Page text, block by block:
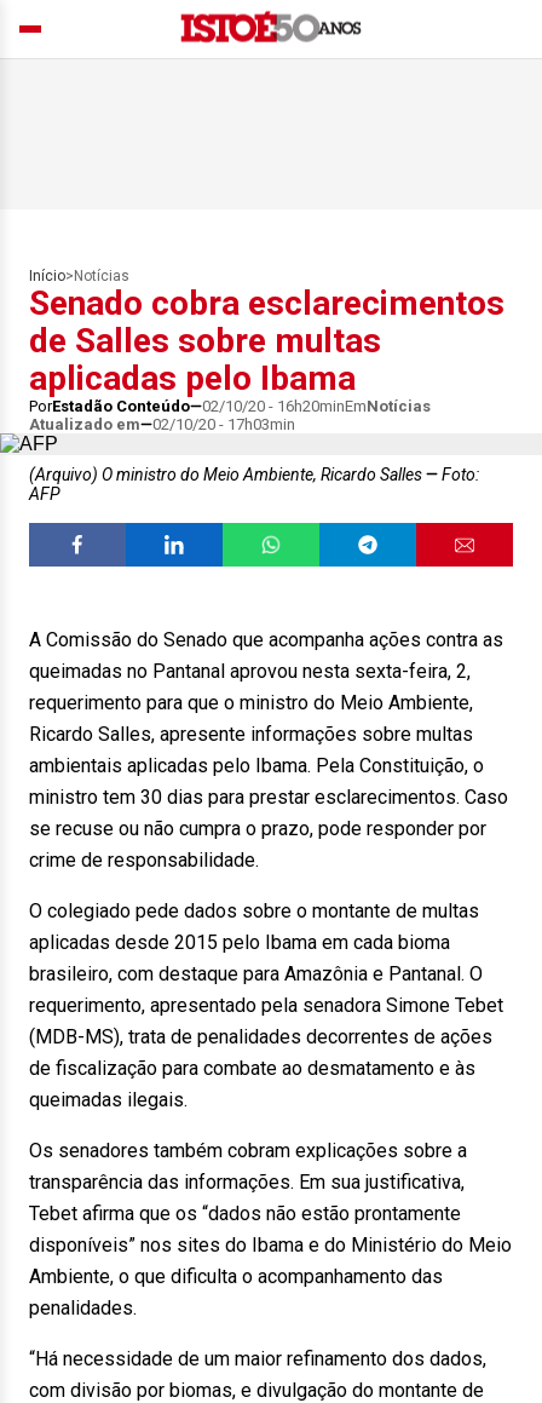
Início> Notícias
Senado cobra esclarecimentos
de Salles sobre multas
aplicadas pelo Ibama
PorEstadão Conteúdo 02/10/20 - 16h20minEmNotícias
Atualizado em
02/10/20 - 17h03min
(Arquivo) O ministro do Meio Ambiente, Ricardo Salles
Foto:
AFP
A Comissão do Senado que acompanha ações contra as
queimadas no Pantanal aprovou nesta sexta-feira, 2,
requerimento para que o ministro do Meio Ambiente,
Ricardo Salles, apresente informações sobre multas
ambientais aplicadas pelo Ibama. Pela Constituição, o
ministro tem 30 dias para prestar esclarecimentos. Caso
se recuse ou não cumpra o prazo, pode responder por
crime de responsabilidade.
O colegiado pede dados sobre o montante de multas
aplicadas desde 2015 pelo Ibama em cada bioma
brasileiro, com destaque para Amazônia e Pantanal. O
requerimento, apresentado pela senadora Simone Tebet
(MDB-MS), trata de penalidades decorrentes de ações
de fiscalização para combate ao desmatamento e às
queimadas ilegais.
Os senadores também cobram explicações sobre a
transparência das informações. Em sua justificativa,
Tebet afirma que os “dados não estão prontamente
disponíveis” nos sites do Ibama e do Ministério do Meio
Ambiente, o que dificulta o acompanhamento das
penalidades.
“Há necessidade de um maior refinamento dos dados,
com divisão por biomas, e divulgação do montante de